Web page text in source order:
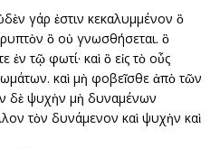
γάρ ἐστιν κεκαλυμμένον ὃ
ὃ οὐ γνωσθήσεται. ὃ
ἐν τῷ φωτί· καὶ ὃ εἰς τὸ οὖς
καὶ μὴ φοβεῖσθε ἀπὸ τῶν
δὲ ψυχὴν μὴ δυναμένων
τὸν δυνάμενον καὶ ψυχὴν καὶ